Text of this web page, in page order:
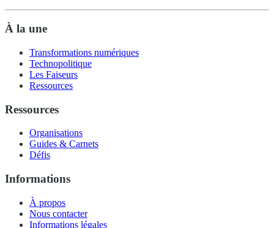
À la une
Transformations numériques
Technopolitique
Les Faiseurs
Ressources
Ressources
Organisations
Guides & Carnets
Défis
Informations
À propos
Nous contacter
Informations légales